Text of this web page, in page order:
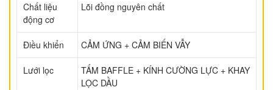
Chất liệu
động cơ
Lõi đồng nguyên chất
Điều khiển CẢM ỨNG + CẢM BIẾN VẪY
Lưới lọc
TẤM BAFFLE + KÍNH CƯỜNG LỰC + KHAY
LỌC DẦU